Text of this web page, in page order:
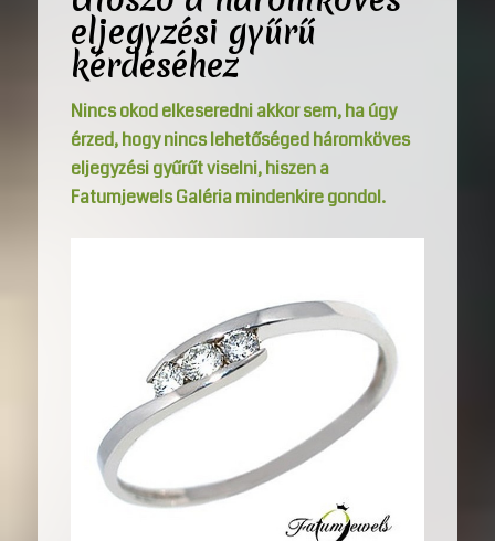
eljegyzési gyűrű
kérdéséhez
Nincs okod elkeseredni akkor sem, ha úgy
érzed, hogy nincs lehetőséged háromköves
eljegyzési gyűrűt viselni, hiszen a
Fatumjewels Galéria mindenkire gondol.